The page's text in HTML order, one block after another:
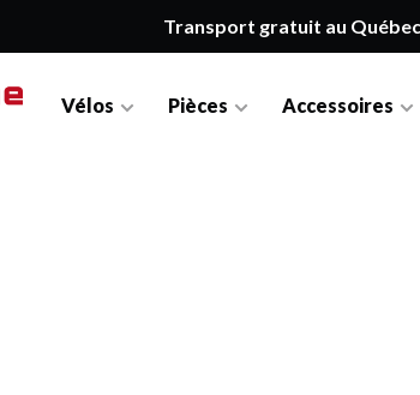
Transport gratuit au
Vélos Pièces Accessoires